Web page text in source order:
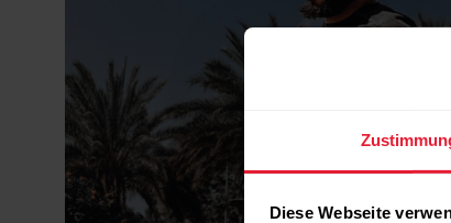
Diese Webseite